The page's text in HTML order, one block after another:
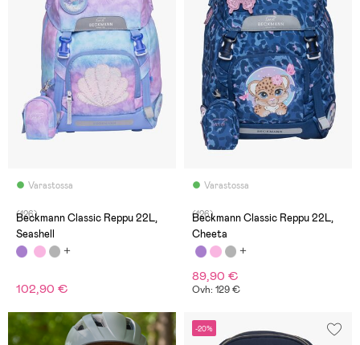
Varastossa
(126)
Beckmann Classic Reppu 22L,
Seashell
102,90 €
Varastossa
(126)
Beckmann Classic Reppu 22L,
Cheeta
89,90 €
Ovh: 129 €
-20%